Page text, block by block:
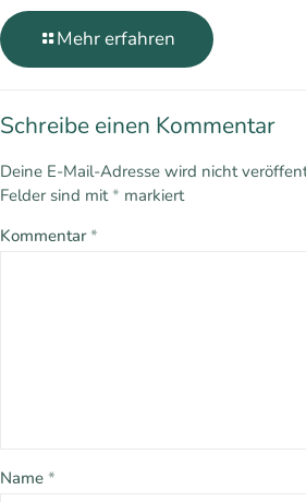
Mehr erfahren
Schreibe einen Kommentar
Deine E-Mail-Adresse wird nicht
Felder sind mit * markiert
Kommentar *
Name *